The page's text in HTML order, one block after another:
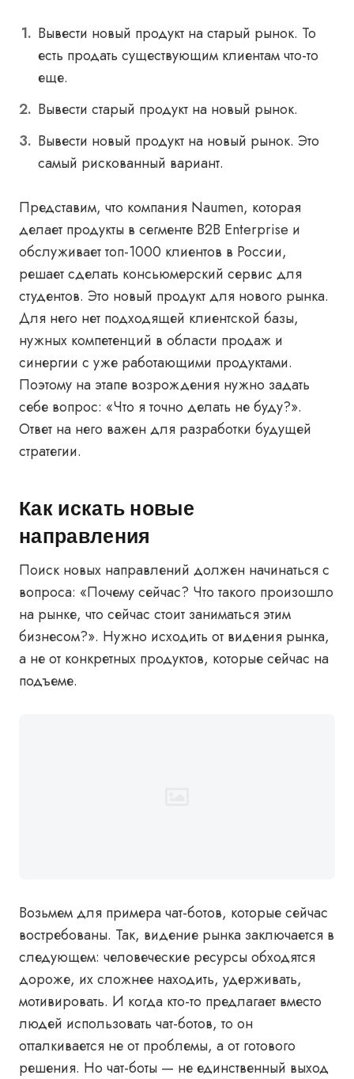
Вывести новый продукт на старый рынок. То
есть продать существующим клиентам что-то
еще.
Вывести старый продукт на новый рынок.
Вывести новый продукт на новый рынок. Это
самый рискованный вариант.
Представим, что компания Naumen, которая
делает продукты в сегменте B2B Enterprise и
обслуживает топ-1000 клиентов в России,
решает сделать консьюмерский сервис для
студентов. Это новый продукт для нового рынка.
Для него нет подходящей клиентской базы,
нужных компетенций в области продаж и
синергии с уже работающими продуктами.
Поэтому на этапе возрождения нужно задать
себе вопрос: «Что я точно делать не буду?».
Ответ на него важен для разработки будущей
стратегии.
Как искать новые
направления
Поиск новых направлений должен начинаться с
вопроса: «Почему сейчас? Что такого произошло
на рынке, что сейчас стоит заниматься этим
бизнесом?». Нужно исходить от видения рынка,
а не от конкретных продуктов, которые сейчас на
подъеме.
Возьмем для примера чат-ботов, которые сейчас
востребованы. Так, видение рынка заключается в
следующем: человеческие ресурсы обходятся
дороже, их сложнее находить, удерживать,
мотивировать. И когда кто-то предлагает вместо
людей использовать чат-ботов, то он
отталкивается не от проблемы, а от готового
решения. Но чат-боты — не единственный выход